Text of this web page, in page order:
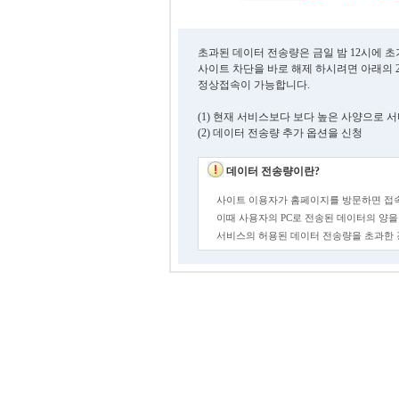
초과된 데이터 전송량은 금일 밤 12시에
사이트 차단을 바로 해제 하시려면 아래의
정상접속이 가능합니다.
(1) 현재 서비스보다 보다 높은 사양으로
(2) 데이터 전송량 추가 옵션을 신청
데이터 전송량이란?
사이트 이용자가 홈페이지를 방문하면 접
이때 사용자의 PC로 전송된 데이터의 양
서비스의 허용된 데이터 전송량을 초과